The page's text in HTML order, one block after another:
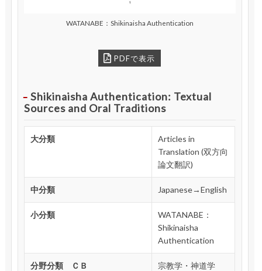
WATANABE：Shikinaisha Authentication
PDFで表示
Shikinaisha Authentication: Textual
Sources and Oral Traditions
大分類
Articles in
Translation (双方向
論文翻訳)
中分類 Japanese→English
小分類
WATANABE：
Shikinaisha
Authentication
分野分類 ＣＢ 宗教学・神道学